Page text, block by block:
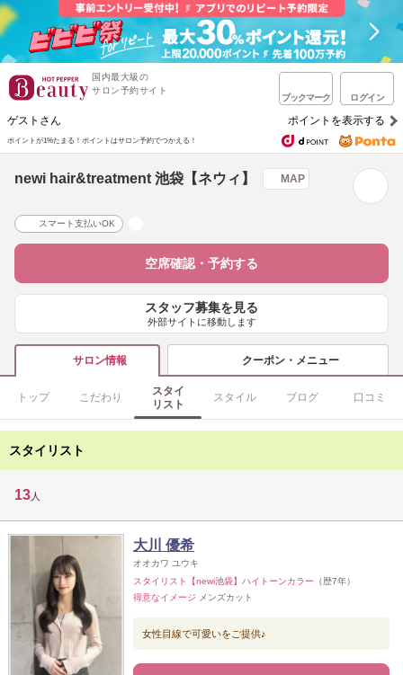
国内最大級の
サロン予約サイト
ブックマーク ログイン
ゲストさん ポイントを表示する
ポイントが1%たまる！ ポイントはサロン予約でつかえる！
newi hair&treatment 池袋【ネウィ】 MAP
スマート支払いOK
空席確認・予約する
スタッフ募集を見る
外部サイトに移動します
サロン情報 クーポン・メニュー
トップ こだわり
スタイ
リスト
スタイル ブログ 口コミ
スタイリスト
13 人
大川 優希
オオカワ ユウキ
スタイリスト【newi池袋】ハイトーンカラー （歴7年）
得意なイメージ メンズカット
女性目線で可愛いをご提供♪